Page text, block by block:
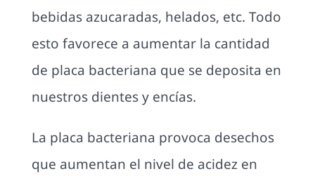
bebidas azucaradas, helados, etc. Todo
esto favorece a aumentar la cantidad
de placa bacteriana que se deposita en
nuestros dientes y encías.
La placa bacteriana provoca desechos
que aumentan el nivel de acidez en